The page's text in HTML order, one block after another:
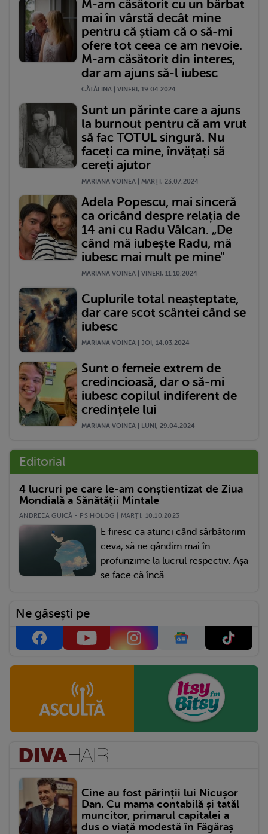
M-am căsătorit cu un bărbat
mai în vârstă decât mine
pentru că știam că o să-mi
ofere tot ceea ce am nevoie.
M-am căsătorit din interes,
dar am ajuns să-l iubesc
CĂTĂLINA | VINERI, 19.04.2024
Sunt un părinte care a ajuns
la burnout pentru că am vrut
să fac TOTUL singură. Nu
faceți ca mine, învățați să
cereți ajutor
MARIANA VOINEA | MARŢI, 23.07.2024
Adela Popescu, mai sinceră
ca oricând despre relația de
14 ani cu Radu Vâlcan. „De
când mă iubește Radu, mă
iubesc mai mult pe mine"
MARIANA VOINEA | VINERI, 11.10.2024
Cuplurile total neașteptate,
dar care scot scântei când se
iubesc
MARIANA VOINEA | JOI, 14.03.2024
Sunt o femeie extrem de
credincioasă, dar o să-mi
iubesc copilul indiferent de
credințele lui
MARIANA VOINEA | LUNI, 29.04.2024
Editorial
4 lucruri pe care le-am conștientizat de Ziua
Mondială a Sănătății Mintale
ANDREEA GUICĂ - PSIHOLOG | MARŢI, 10.10.2023
E firesc ca atunci când sărbătorim
ceva, să ne gândim mai în
profunzime la lucrul respectiv. Așa
se face că încă...
Ne găsești pe
Cine au fost părinții lui Nicușor
Dan. Cu mama contabilă și tatăl
muncitor, primarul capitalei a
dus o viață modestă în Făgăraș